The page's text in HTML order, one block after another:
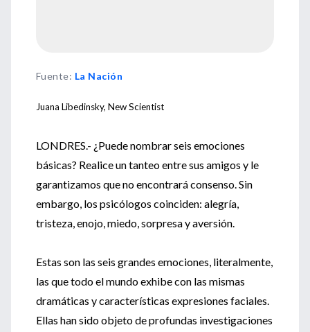
Fuente: La Nación
Juana Libedinsky, New Scientist
LONDRES.- ¿Puede nombrar seis emociones
básicas? Realice un tanteo entre sus amigos y le
garantizamos que no encontrará consenso. Sin
embargo, los psicólogos coinciden: alegría,
tristeza, enojo, miedo, sorpresa y aversión.
Estas son las seis grandes emociones, literalmente,
las que todo el mundo exhibe con las mismas
dramáticas y características expresiones faciales.
Ellas han sido objeto de profundas investigaciones